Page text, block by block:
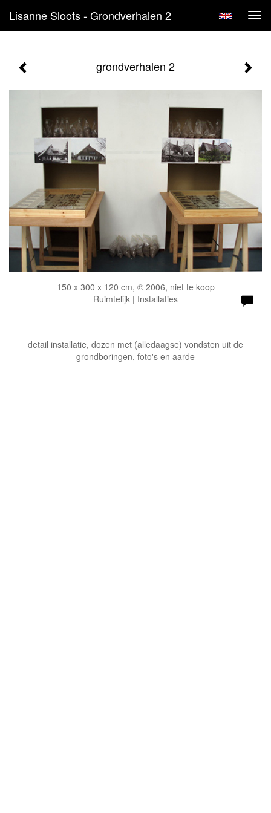
Lisanne Sloots - Grondverhalen 2
grondverhalen 2
150 x 300 x 120 cm, © 2006, niet te koop
Ruimtelijk | Installaties
detail installatie, dozen met (alledaagse) vondsten uit de
grondboringen, foto's en aarde